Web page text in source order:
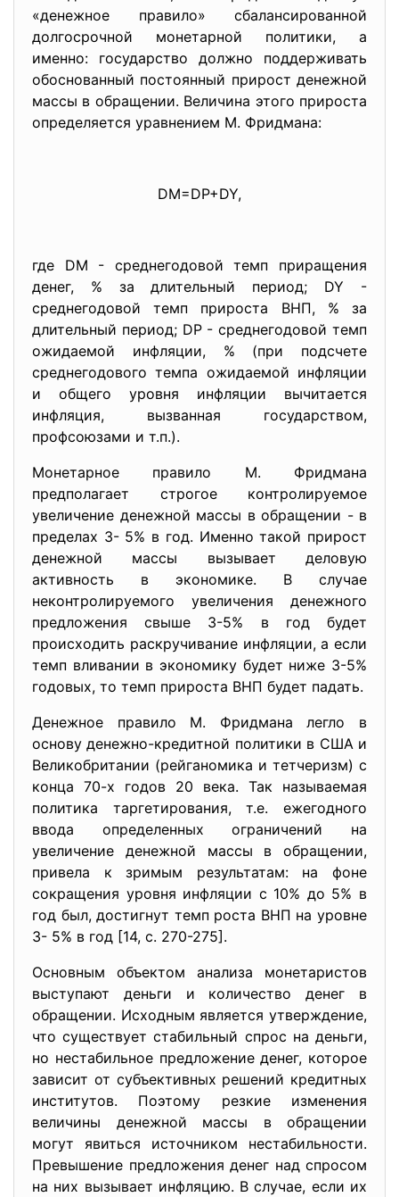
«денежное правило» сбалансированной
долгосрочной монетарной политики, а
именно: государство должно поддерживать
обоснованный постоянный прирост денежной
массы в обращении. Величина этого прироста
определяется уравнением М. Фридмана:
DM=DP+DY,
где DM - среднегодовой темп приращения
денег, % за длительный период; DY -
среднегодовой темп прироста ВНП, % за
длительный период; DP - среднегодовой темп
ожидаемой инфляции, % (при подсчете
среднегодового темпа ожидаемой инфляции
и общего уровня инфляции вычитается
инфляция, вызванная государством,
профсоюзами и т.п.).
Монетарное правило М. Фридмана
предполагает строгое контролируемое
увеличение денежной массы в обращении - в
пределах 3- 5% в год. Именно такой прирост
денежной массы вызывает деловую
активность в экономике. В случае
неконтролируемого увеличения денежного
предложения свыше 3-5% в год будет
происходить раскручивание инфляции, а если
темп вливании в экономику будет ниже 3-5%
годовых, то темп прироста ВНП будет падать.
Денежное правило М. Фридмана легло в
основу денежно-кредитной политики в США и
Великобритании (рейганомика и тетчеризм) с
конца 70-х годов 20 века. Так называемая
политика таргетирования, т.е. ежегодного
ввода определенных ограничений на
увеличение денежной массы в обращении,
привела к зримым результатам: на фоне
сокращения уровня инфляции с 10% до 5% в
год был, достигнут темп роста ВНП на уровне
3- 5% в год [14, с. 270-275].
Основным объектом анализа монетаристов
выступают деньги и количество денег в
обращении. Исходным является утверждение,
что существует стабильный спрос на деньги,
но нестабильное предложение денег, которое
зависит от субъективных решений кредитных
институтов. Поэтому резкие изменения
величины денежной массы в обращении
могут явиться источником нестабильности.
Превышение предложения денег над спросом
на них вызывает инфляцию. В случае, если их